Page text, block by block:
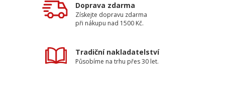
Doprava zdarma
Získejte dopravu zdarma
při nákupu nad 1500 Kč.
Tradiční nakladatelství
Působíme na trhu přes 30 let.